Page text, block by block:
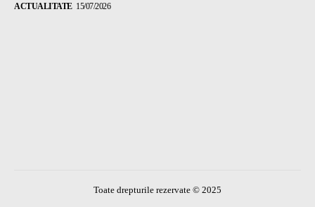
ACTUALITATE 15/07/2026
Toate drepturile rezervate © 2025